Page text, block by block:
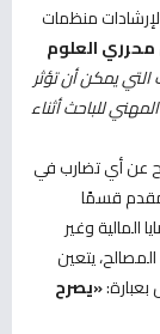
منظمات
العلوم
يمكن أن تؤثر
للباحث أثناء
عن أي تضارب في
قسمًا
وغير
يتعين
«يصرح